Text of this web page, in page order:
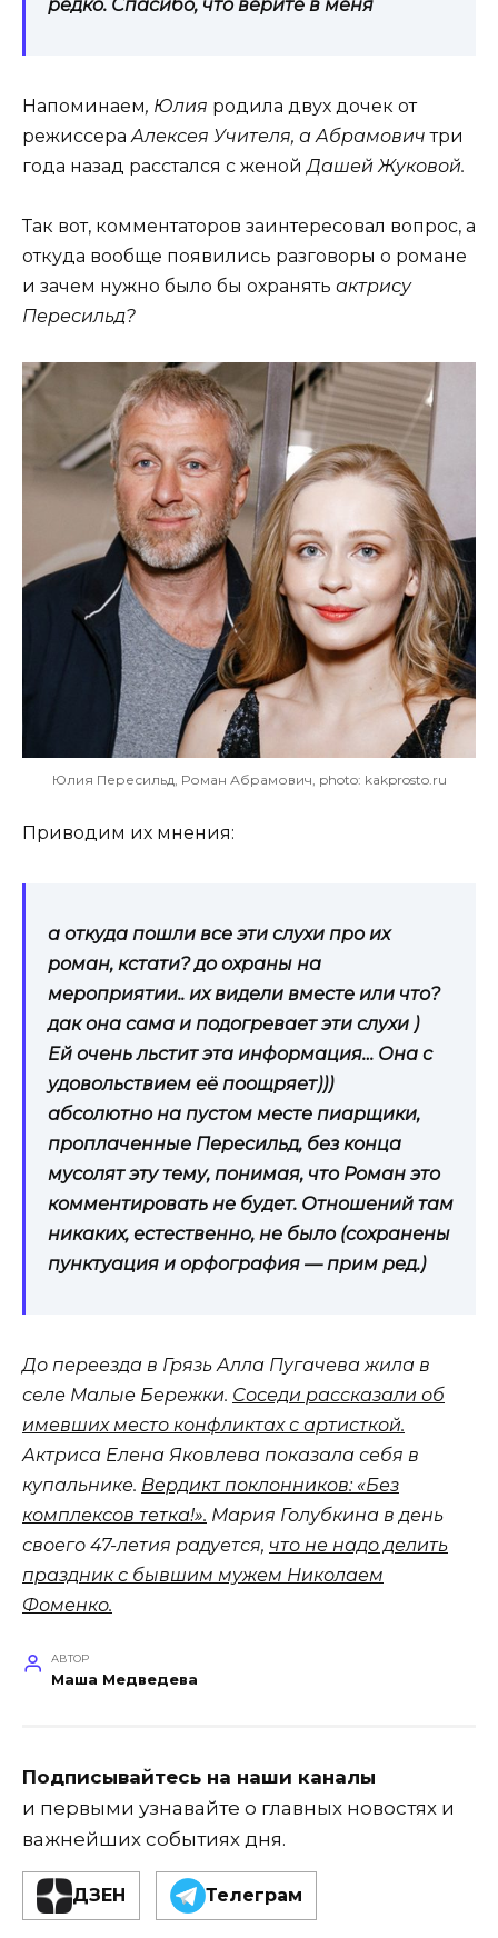
редко. Спасибо, что верите в меня
Напоминаем, Юлия родила двух дочек от
режиссера Алексея Учителя, а Абрамович три
года назад расстался с женойДашей Жуковой.
Так вот, комментаторов заинтересовал вопрос, а
откуда вообще появились разговоры о романе
и зачем нужно было бы охранять актрису
Пересильд?
Юлия Пересильд, Роман Абрамович, photo: kakprosto.ru
Приводим их мнения:
а откуда пошли все эти слухи про их
роман, кстати? до охраны на
мероприятии.. их видели вместе или что?
дак она сама и подогревает эти слухи )
Ей очень льстит эта информация… Она с
удовольствием её поощряет)))
абсолютно на пустом месте пиарщики,
проплаченные Пересильд, без конца
мусолят эту тему, понимая, что Роман это
комментировать не будет. Отношений там
никаких, естественно, не было (сохранены
пунктуация и орфография — прим ред.)
До переезда в Грязь Алла Пугачева жила в
селе Малые Бережки. Соседи рассказали об
имевших место конфликтах с артисткой.
Актриса Елена Яковлева показала себя в
купальнике. Вердикт поклонников: «Без
комплексов тетка!». Мария Голубкина в день
своего 47-летия радуется, что не надо делить
праздник с бывшим мужем Николаем
Фоменко.
АВТОР
Маша Медведева
Подписывайтесь на наши каналы
и первыми узнавайте о главных новостях и
важнейших событиях дня.
ДЗЕН Телеграм